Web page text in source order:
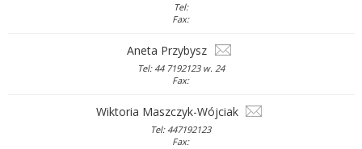
Tel:
Fax:
Aneta Przybysz
Tel: 44 7192123 w. 24
Fax:
Wiktoria Maszczyk-Wójciak
Tel: 447192123
Fax: